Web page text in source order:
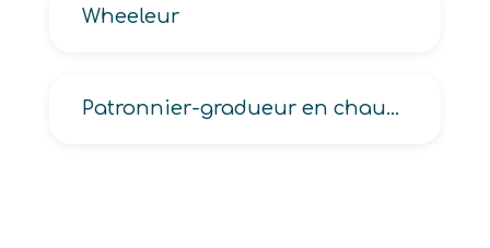
Wheeleur
Patronnier-gradueur en chaussures